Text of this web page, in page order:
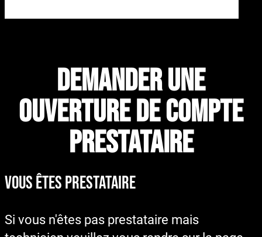
DEMANDER UNE
OUVERTURE DE COMPTE
prestataire
vous êtes prestataire
Si vous n'êtes pas prestataire mais